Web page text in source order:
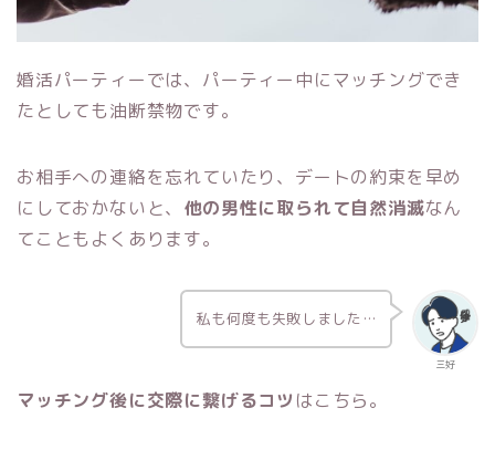
婚活パーティーでは、パーティー中にマッチングでき
たとしても油断禁物です。
お相手への連絡を忘れていたり、デートの約束を早め
にしておかないと、 他の男性に取られて自然消滅なん
てこともよくあります。
三好
私も何度も失敗しました…
マッチング後に交際に繋げるコツ はこちら。